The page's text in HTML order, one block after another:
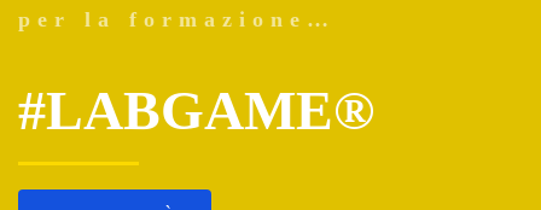
per la formazione…
#LABGAME®